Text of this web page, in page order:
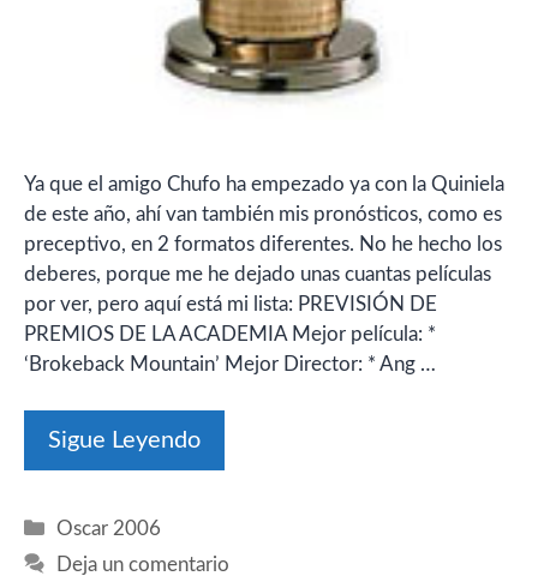
Ya que el amigo Chufo ha empezado ya con la Quiniela
de este año, ahí van también mis pronósticos, como es
preceptivo, en 2 formatos diferentes. No he hecho los
deberes, porque me he dejado unas cuantas películas
por ver, pero aquí está mi lista: PREVISIÓN DE
PREMIOS DE LA ACADEMIA Mejor película: *
‘Brokeback Mountain’ Mejor Director: * Ang …
Sigue Leyendo
Categorías
Oscar 2006
Deja un comentario